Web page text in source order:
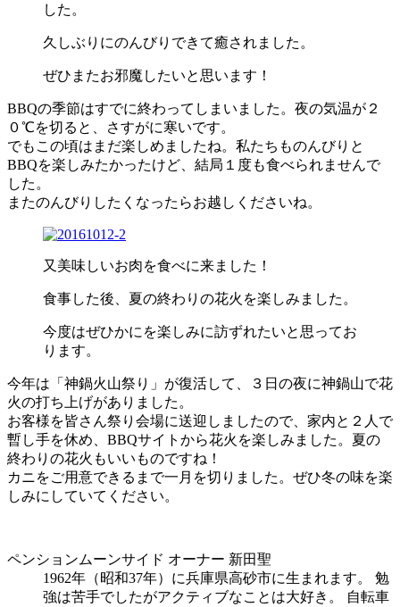
した。
久しぶりにのんびりできて癒されました。
ぜひまたお邪魔したいと思います！
BBQの季節はすでに終わってしまいました。夜の気温が２
０℃を切ると、さすがに寒いです。
でもこの頃はまだ楽しめましたね。私たちものんびりと
BBQを楽しみたかったけど、結局１度も食べられませんで
した。
またのんびりしたくなったらお越しくださいね。
又美味しいお肉を食べに来ました！
食事した後、夏の終わりの花火を楽しみました。
今度はぜひかにを楽しみに訪ずれたいと思ってお
ります。
今年は「神鍋火山祭り」が復活して、３日の夜に神鍋山で花
火の打ち上げがありました。
お客様を皆さん祭り会場に送迎しましたので、家内と２人で
暫し手を休め、BBQサイトから花火を楽しみました。夏の
終わりの花火もいいものですね！
カニをご用意できるまで一月を切りました。ぜひ冬の味を楽
しみにしていてください。
ペンションムーンサイド オーナー 新田聖
1962年（昭和37年）に兵庫県高砂市に生まれます。 勉
強は苦手でしたがアクティブなことは大好き。 自転車